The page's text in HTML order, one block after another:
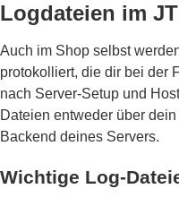
Logdateien im
Auch im Shop selbst
protokolliert, die dir bei der
nach Server-Setup und
Dateien entweder über
Backend deines Servers.
Wichtige Log-